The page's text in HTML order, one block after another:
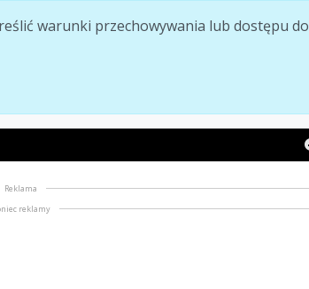
warunki przechowywania lub dostępu do
Reklama
reklamy